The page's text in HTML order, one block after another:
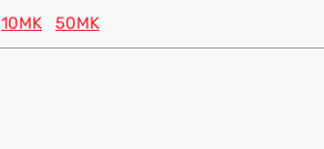
10MK 50MK